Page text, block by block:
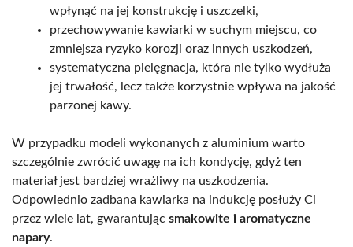
wpłynąć na jej konstrukcję i uszczelki,
przechowywanie kawiarki w suchym miejscu, co
zmniejsza ryzyko korozji oraz innych uszkodzeń,
systematyczna pielęgnacja, która nie tylko wydłuża
jej trwałość, lecz także korzystnie wpływa na jakość
parzonej kawy.
W przypadku modeli wykonanych z aluminium warto
szczególnie zwrócić uwagę na ich kondycję, gdyż ten
materiał jest bardziej wrażliwy na uszkodzenia.
Odpowiednio zadbana kawiarka na indukcję posłuży Ci
przez wiele lat, gwarantując smakowite i aromatyczne
napary.